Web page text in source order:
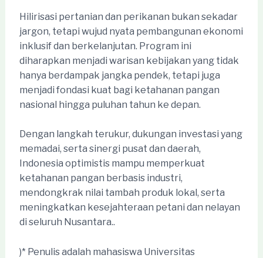
Hilirisasi pertanian dan perikanan bukan sekadar
jargon, tetapi wujud nyata pembangunan ekonomi
inklusif dan berkelanjutan. Program ini
diharapkan menjadi warisan kebijakan yang tidak
hanya berdampak jangka pendek, tetapi juga
menjadi fondasi kuat bagi ketahanan pangan
nasional hingga puluhan tahun ke depan.
Dengan langkah terukur, dukungan investasi yang
memadai, serta sinergi pusat dan daerah,
Indonesia optimistis mampu memperkuat
ketahanan pangan berbasis industri,
mendongkrak nilai tambah produk lokal, serta
meningkatkan kesejahteraan petani dan nelayan
di seluruh Nusantara..
)* Penulis adalah mahasiswa Universitas